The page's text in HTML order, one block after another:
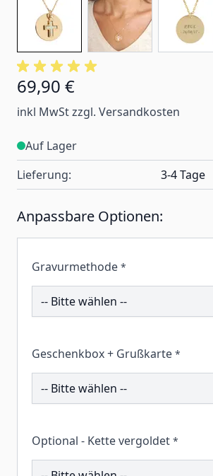
69,90 €
inkl MwSt zzgl. Versandkosten
Auf Lager
Lieferung:
3-4 Tage
Anpassbare Optionen:
Gravurmethode *
202692
Geschenkbox + Grußkarte *
260132
Optional - Kette vergoldet *
261270